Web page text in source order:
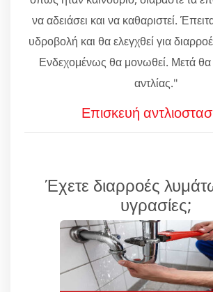
να αδειάσει και να καθαριστεί.
υδροβολή και θα ελεγχθεί για
Ενδεχομένως θα μονωθεί. Μετά θα
αντλίας."
Επισκευή
Έχετε διαρροές
υγρασίες;